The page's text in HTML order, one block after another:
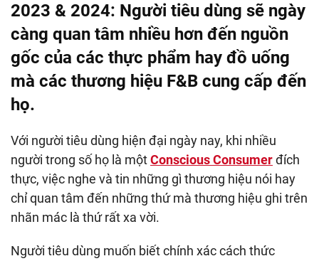
2023 & 2024: Người tiêu dùng sẽ ngày
càng quan tâm nhiều hơn đến nguồn
gốc của các thực phẩm hay đồ uống
mà các thương hiệu F&B cung cấp đến
họ.
Với người tiêu dùng hiện đại ngày nay, khi nhiều
người trong số họ là mộtConscious Consumerđích
thực, việc nghe và tin những gì thương hiệu nói hay
chỉ quan tâm đến những thứ mà thương hiệu ghi trên
nhãn mác là thứ rất xa vời.
Người tiêu dùng muốn biết chính xác cách thức